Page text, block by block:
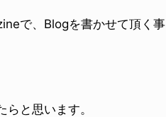
で、Blogを書かせて頂く事
と思います。